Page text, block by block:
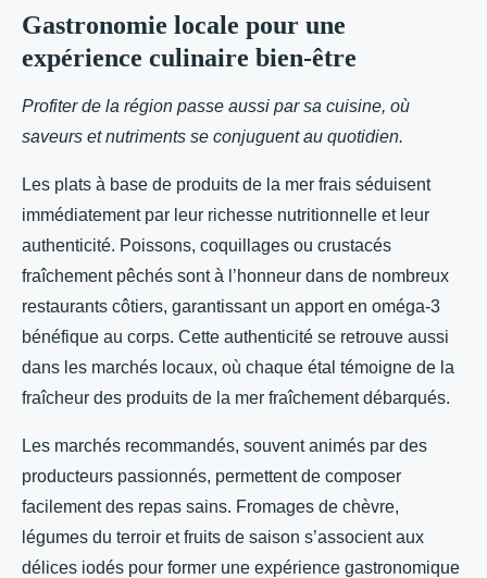
Gastronomie locale pour une
expérience culinaire bien-être
Profiter de la région passe aussi par sa cuisine, où
saveurs et nutriments se conjuguent au quotidien.
Les plats à base de produits de la mer frais séduisent
immédiatement par leur richesse nutritionnelle et leur
authenticité. Poissons, coquillages ou crustacés
fraîchement pêchés sont à l’honneur dans de nombreux
restaurants côtiers, garantissant un apport en oméga-3
bénéfique au corps. Cette authenticité se retrouve aussi
dans les marchés locaux, où chaque étal témoigne de la
fraîcheur des produits de la mer fraîchement débarqués.
Les marchés recommandés, souvent animés par des
producteurs passionnés, permettent de composer
facilement des repas sains. Fromages de chèvre,
légumes du terroir et fruits de saison s’associent aux
délices iodés pour former une expérience gastronomique